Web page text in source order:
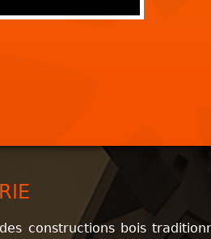
constructions bois